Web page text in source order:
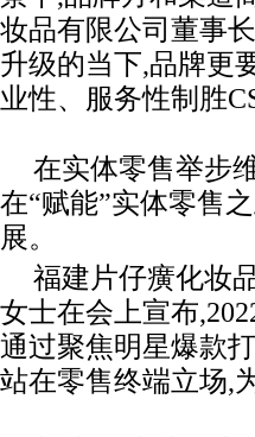
妆品有限公司董事
升级的当下,品牌更
业性、服务性制胜
在实体零售举步
在“赋能”实体零售
展。
福建片仔癀化妆
女士在会上宣布
通过聚焦明星爆款
站在零售终端立场,